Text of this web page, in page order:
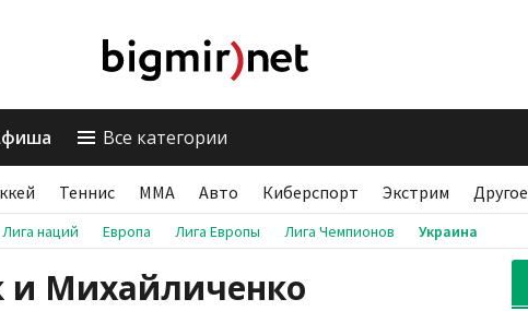
Все категории
Теннис ММА Авто Киберспорт Экстрим Другое
Лига наций Европа Лига Европы Лига Чемпионов Украина
и Михайличенко